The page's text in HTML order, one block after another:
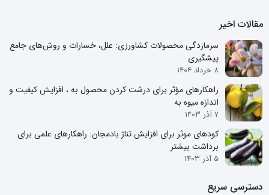
مقالات اخیر
سرمازدگی محصولات کشاورزی: علل، خسارات و روش‌های جامع
پیشگیری
8 خرداد 1404
راهکارهای مؤثر برای درشت کردن محصول به ، افزایش کیفیت و
اندازه میوه به
7 آذر 1403
کودهای موثر برای افزایش تناژ بادمجان: راهکارهای علمی برای
برداشت بیشتر
5 آذر 1403
دسترسی سریع